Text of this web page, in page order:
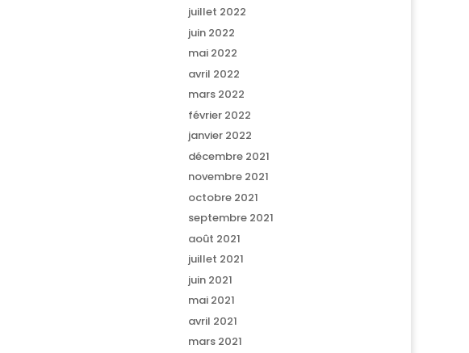
juillet 2022
juin 2022
mai 2022
avril 2022
mars 2022
février 2022
janvier 2022
décembre 2021
novembre 2021
octobre 2021
septembre 2021
août 2021
juillet 2021
juin 2021
mai 2021
avril 2021
mars 2021